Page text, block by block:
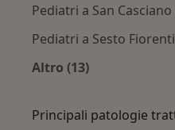
Pediatri a San
Pediatri a Sesto
Altro (13)
Principali patologie